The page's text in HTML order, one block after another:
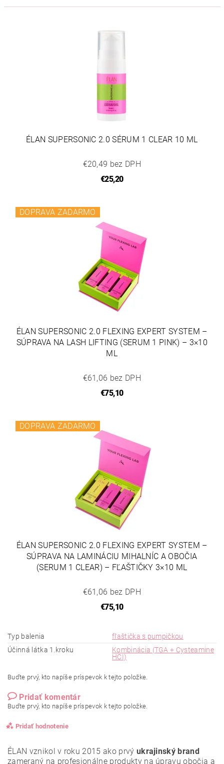
ÉLAN SUPERSONIC 2.0 SÉRUM 1 CLEAR 10 ML
€20,49 bez DPH
€25,20
DOPRAVA ZADARMO
ÉLAN SUPERSONIC 2.0 FLEXING EXPERT SYSTEM –
SÚPRAVA NA LASH LIFTING (SERUM 1 PINK) – 3×10
ML
€61,06 bez DPH
€75,10
DOPRAVA ZADARMO
ÉLAN SUPERSONIC 2.0 FLEXING EXPERT SYSTEM –
SÚPRAVA NA LAMINÁCIU MIHALNÍC A OBOČIA
(SERUM 1 CLEAR) – FĽAŠTIČKY 3×10 ML
€61,06 bez DPH
€75,10
Typ balenia
fľaštička s pumpičkou
Účinná látka 1.kroku
Kombinácia (TGA + Cysteamine
HCI)
Buďte prvý, kto napíše príspevok k tejto položke.
Pridať komentár
Buďte prvý, kto napíše príspevok k tejto položke.
Pridať hodnotenie
ÉLAN vznikol v roku 2015 ako prvý ukrajinský brand
zameraný na profesionálne produkty na úpravu obočia a